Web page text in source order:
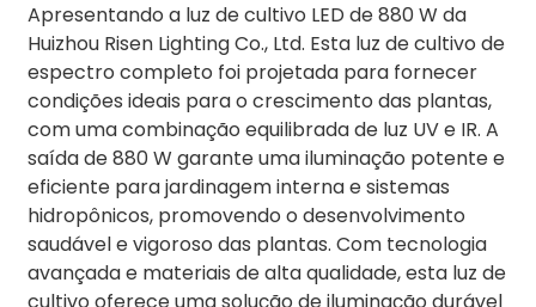
Apresentando a luz de cultivo LED de 880 W da
Huizhou Risen Lighting Co., Ltd. Esta luz de cultivo de
espectro completo foi projetada para fornecer
condições ideais para o crescimento das plantas,
com uma combinação equilibrada de luz UV e IR. A
saída de 880 W garante uma iluminação potente e
eficiente para jardinagem interna e sistemas
hidropônicos, promovendo o desenvolvimento
saudável e vigoroso das plantas. Com tecnologia
avançada e materiais de alta qualidade, esta luz de